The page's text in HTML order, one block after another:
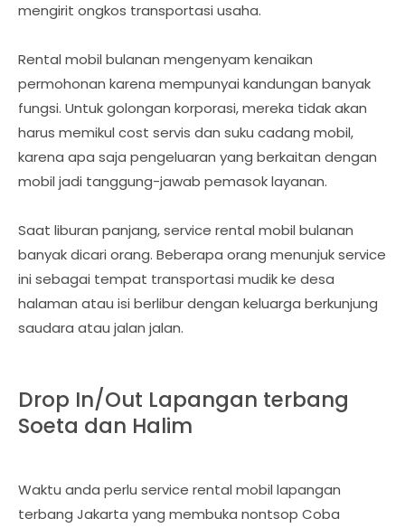
mengirit ongkos transportasi usaha.
Rental mobil bulanan mengenyam kenaikan
permohonan karena mempunyai kandungan banyak
fungsi. Untuk golongan korporasi, mereka tidak akan
harus memikul cost servis dan suku cadang mobil,
karena apa saja pengeluaran yang berkaitan dengan
mobil jadi tanggung-jawab pemasok layanan.
Saat liburan panjang, service rental mobil bulanan
banyak dicari orang. Beberapa orang menunjuk service
ini sebagai tempat transportasi mudik ke desa
halaman atau isi berlibur dengan keluarga berkunjung
saudara atau jalan jalan.
Drop In/Out Lapangan terbang
Soeta dan Halim
Waktu anda perlu service rental mobil lapangan
terbang Jakarta yang membuka nontsop Coba